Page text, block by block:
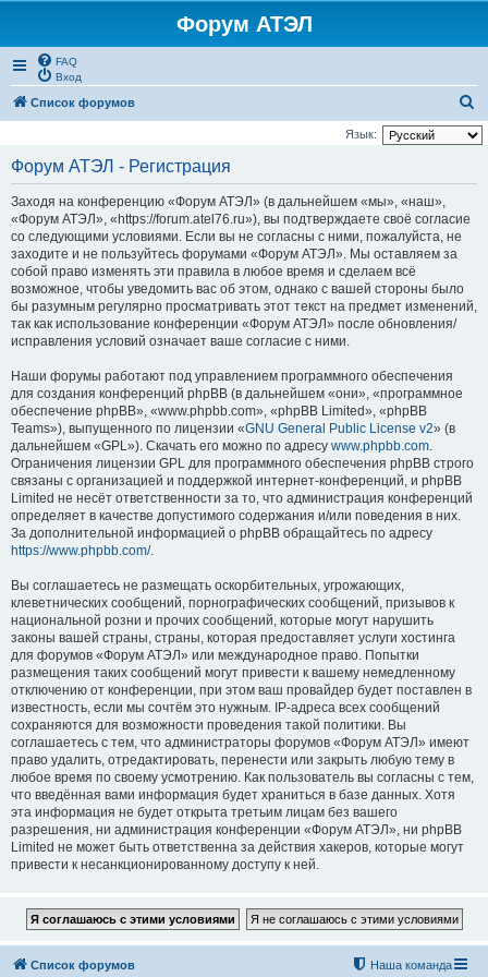
Форум АТЭЛ
FAQ
Вход
Список форумов
о
Язык:
Форум АТЭЛ - Регистрация
Заходя на конференцию «Форум АТЭЛ» (в дальнейшем «мы», «наш»,
«Форум АТЭЛ», «https://forum.atel76.ru»), вы подтверждаете своё согласие
со следующими условиями. Если вы не согласны с ними, пожалуйста, не
заходите и не пользуйтесь форумами «Форум АТЭЛ». Мы оставляем за
собой право изменять эти правила в любое время и сделаем всё
возможное, чтобы уведомить вас об этом, однако с вашей стороны было
бы разумным регулярно просматривать этот текст на предмет изменений,
так как использование конференции «Форум АТЭЛ» после обновления/
исправления условий означает ваше согласие с ними.
Наши форумы работают под управлением программного обеспечения
для создания конференций phpBB (в дальнейшем «они», «программное
обеспечение phpBB», «www.phpbb.com», «phpBB Limited», «phpBB
Teams»), выпущенного по лицензии «GNU General Public License v2» (в
дальнейшем «GPL»). Скачать его можно по адресу www.phpbb.com.
Ограничения лицензии GPL для программного обеспечения phpBB строго
связаны с организацией и поддержкой интернет-конференций, и phpBB
Limited не несёт ответственности за то, что администрация конференций
определяет в качестве допустимого содержания и/или поведения в них.
За дополнительной информацией о phpBB обращайтесь по адресу
https://www.phpbb.com/.
Вы соглашаетесь не размещать оскорбительных, угрожающих,
клеветнических сообщений, порнографических сообщений, призывов к
национальной розни и прочих сообщений, которые могут нарушить
законы вашей страны, страны, которая предоставляет услуги хостинга
для форумов «Форум АТЭЛ» или международное право. Попытки
размещения таких сообщений могут привести к вашему немедленному
отключению от конференции, при этом ваш провайдер будет поставлен в
известность, если мы сочтём это нужным. IP-адреса всех сообщений
сохраняются для возможности проведения такой политики. Вы
соглашаетесь с тем, что администраторы форумов «Форум АТЭЛ» имеют
право удалить, отредактировать, перенести или закрыть любую тему в
любое время по своему усмотрению. Как пользователь вы согласны с тем,
что введённая вами информация будет храниться в базе данных. Хотя
эта информация не будет открыта третьим лицам без вашего
разрешения, ни администрация конференции «Форум АТЭЛ», ни phpBB
Limited не может быть ответственна за действия хакеров, которые могут
привести к несанкционированному доступу к ней.
Список форумов Наша команда